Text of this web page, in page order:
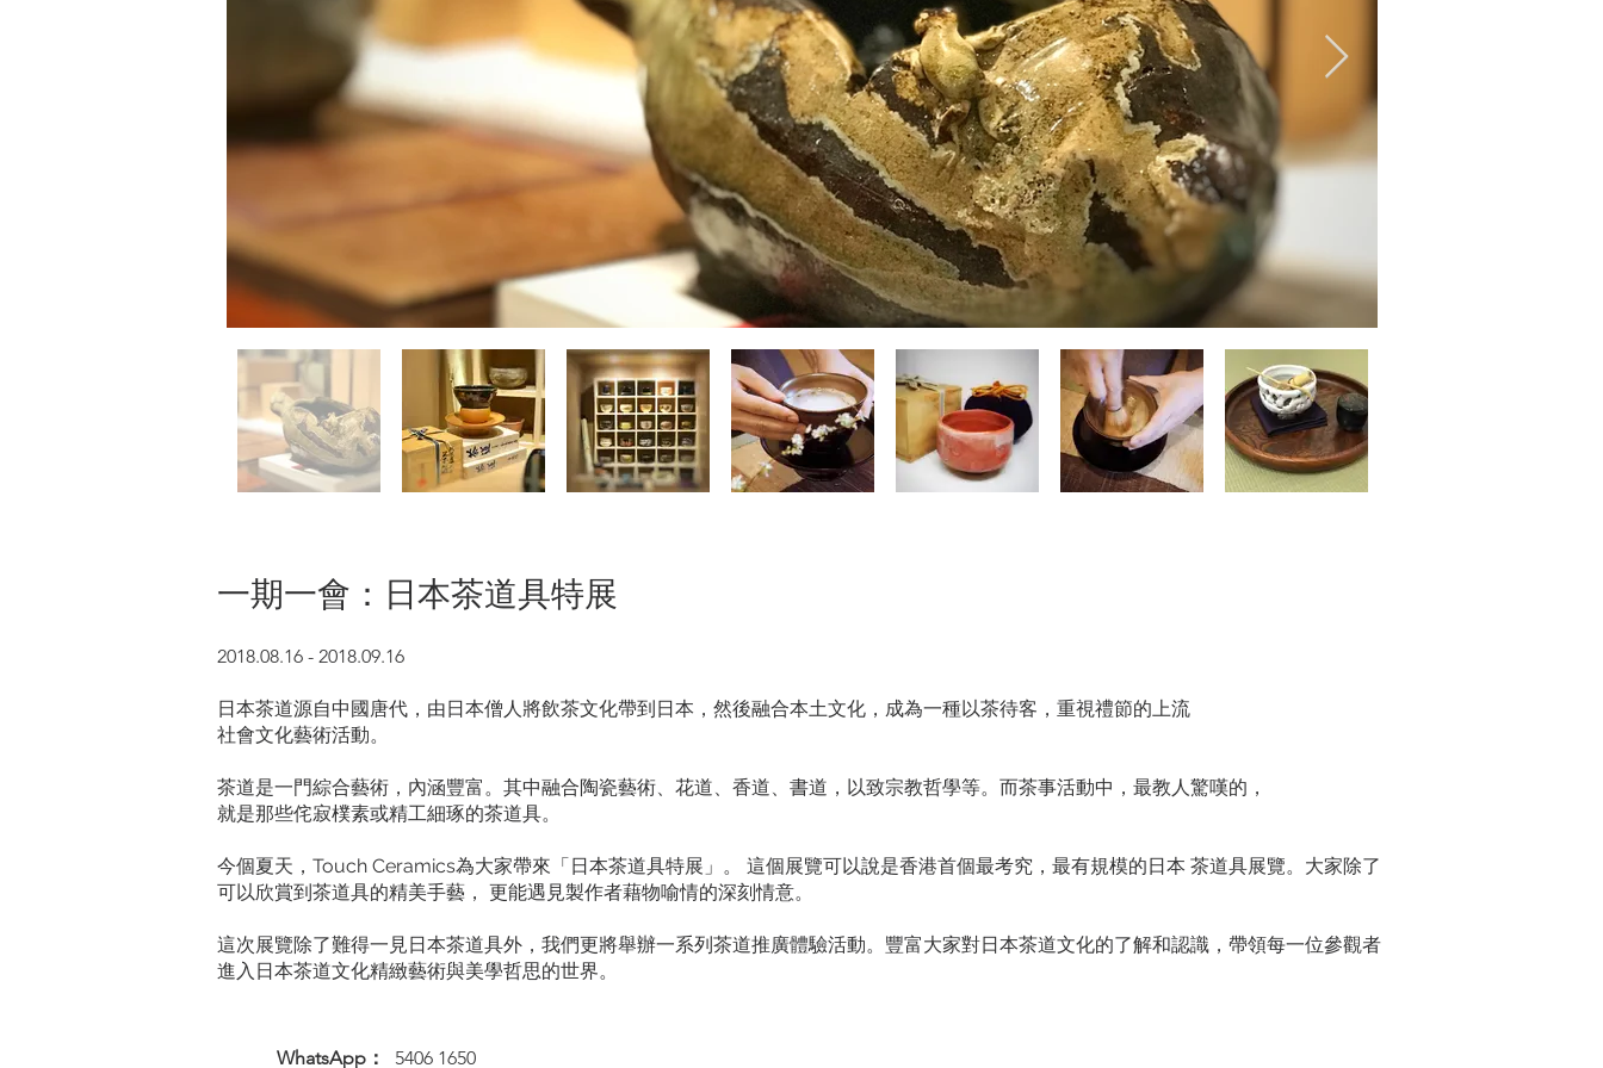
一期一會：日本茶道具特展
2018.08.16 - 2018.09.16
日本茶道源自中國唐代，由日本僧人將飲茶文化帶到日本，然後融合本土文化，成為一種以茶待客，重視禮節的上流
社會文化藝術活動。
茶道是一門綜合藝術，內涵豐富。其中融合陶瓷藝術、花道、香道、書道，以致宗教哲學等。而茶事活動中，最教人驚嘆的，
就是那些侘寂樸素或精工細琢的茶道具。
今個夏天，Touch Ceramics為大家帶來「日本茶道具特展」。 這個展覽可以說是香港首個最考究，最有規模的日本 茶道具展覽。大家除了
可以欣賞到茶道具的精美手藝， 更能遇見製作者藉物喻情的深刻情意。
這次展覽除了難得一見日本茶道具外，我們更將舉辦一系列茶道推廣體驗活動。豐富大家對日本茶道文化的了解和認識，帶領每一位參觀者
進入日本茶道文化精緻藝術與美學哲思的世界。
WhatsApp： 5406 1650